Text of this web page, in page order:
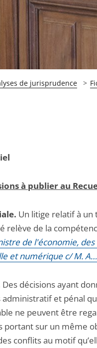
de jurisprudence
à publier au
Un litige relatif à un
relève de la
de l'économie,
et numérique c/ M. A…
Des décisions ayant
administratif et pénal
ne peuvent être
portant sur un même
conflits au motif